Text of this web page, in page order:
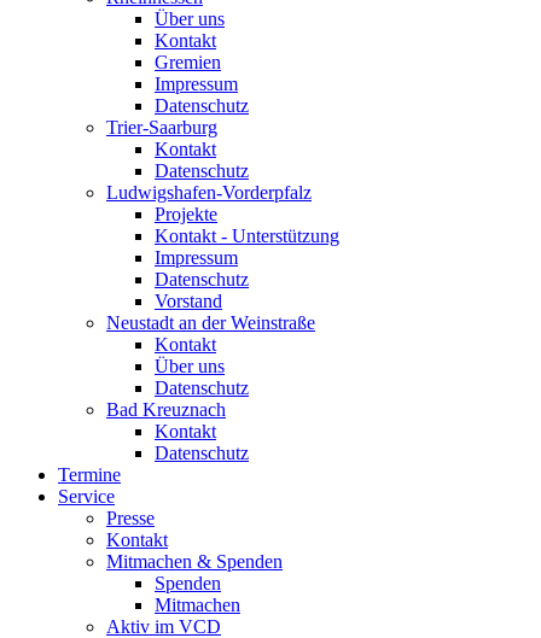
Über uns
Kontakt
Gremien
Impressum
Datenschutz
Trier-Saarburg
Kontakt
Datenschutz
Ludwigshafen-Vorderpfalz
Projekte
Kontakt - Unterstützung
Impressum
Datenschutz
Vorstand
Neustadt an der Weinstraße
Kontakt
Über uns
Datenschutz
Bad Kreuznach
Kontakt
Datenschutz
Termine
Service
Presse
Kontakt
Mitmachen & Spenden
Spenden
Mitmachen
Aktiv im VCD